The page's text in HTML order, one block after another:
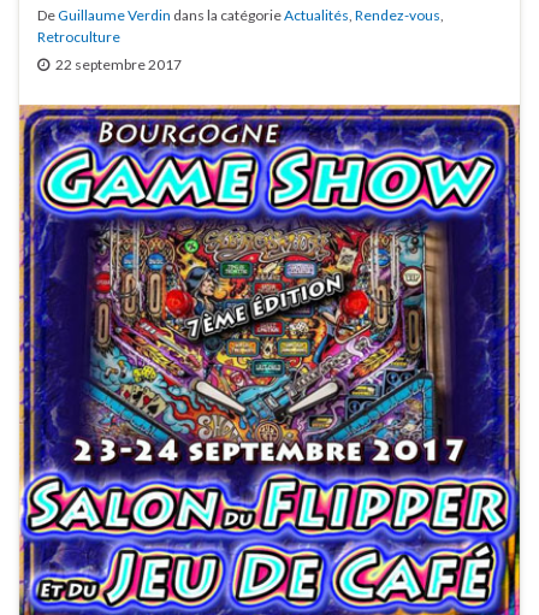
DeGuillaume Verdin dans la catégorieActualités Rendez-vous
Retroculture
22 septembre 2017